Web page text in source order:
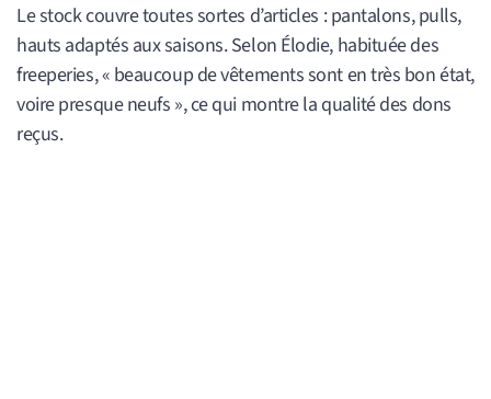
Le stock couvre toutes sortes d’articles : pantalons, pulls,
hauts adaptés aux saisons. Selon Élodie, habituée des
freeperies, « beaucoup de vêtements sont en très bon état,
voire presque neufs », ce qui montre la qualité des dons
reçus.